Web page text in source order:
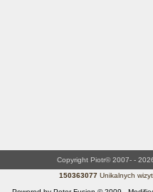
Copyright Piotr© 2007- -
150363077 Unikalnych wizyt